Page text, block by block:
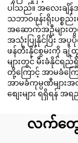
ပါသည်။ အလေးချိန်
သဘာဝဖုန်းရိုးပစ္စ
အဆောက်အဦများတွ
အသုံးပြုနိုင်ပြီး အ
ဖန်တီးနိုင်စွမ်းကို ချဲ့
များတွင် မီးခံနိုင်ရ
တို့ကြောင့် အာမခံကြေ
အာမခံကုမ္ပဏီများ
စျေးများ ရရှိရန်
လက်တွေ့